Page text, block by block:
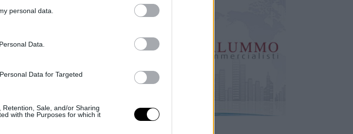
personal data.
Data.
Data for Targeted
Sale, and/or Sharing
with the Purposes for which it